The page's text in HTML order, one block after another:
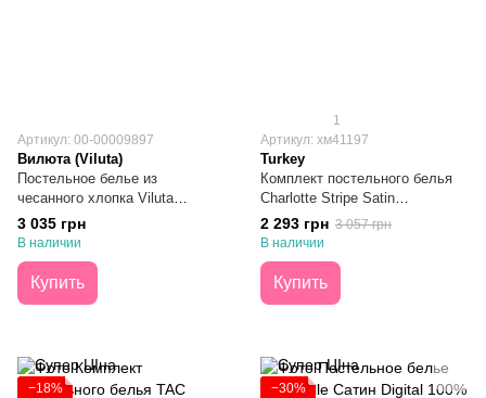
Артикул: 00-00009897
Вилюта (Viluta)
Постельное белье из
чесанного хлопка Viluta
Brushed Warm Cotton №04
Евро
3 035 грн
В наличии
Купить
1
Артикул: хм41197
Turkey
Комплект постельного белья
Charlotte Stripe Satin
Cappuccino простынь
160х200х30 Евро
2 293 грн 3 057 грн
В наличии
Купить
−18%
−30%